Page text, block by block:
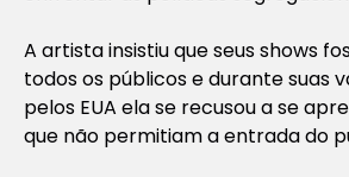
A artista insistiu que seus shows
todos os públicos e durante suas
pelos EUA ela se recusou a se
que não permitiam a entrada do